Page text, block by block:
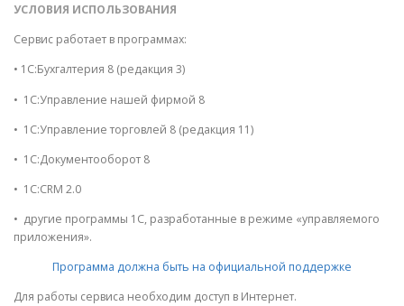
УСЛОВИЯ ИСПОЛЬЗОВАНИЯ
Сервис работает в программах:
• 1С:Бухгалтерия 8 (редакция 3)
• 1С:Управление нашей фирмой 8
• 1С:Управление торговлей 8 (редакция 11)
• 1С:Документооборот 8
• 1С:CRM 2.0
• другие программы 1С, разработанные в режиме «управляемого
приложения».
Программа должна быть на официальной поддержке
Для работы сервиса необходим доступ в Интернет.